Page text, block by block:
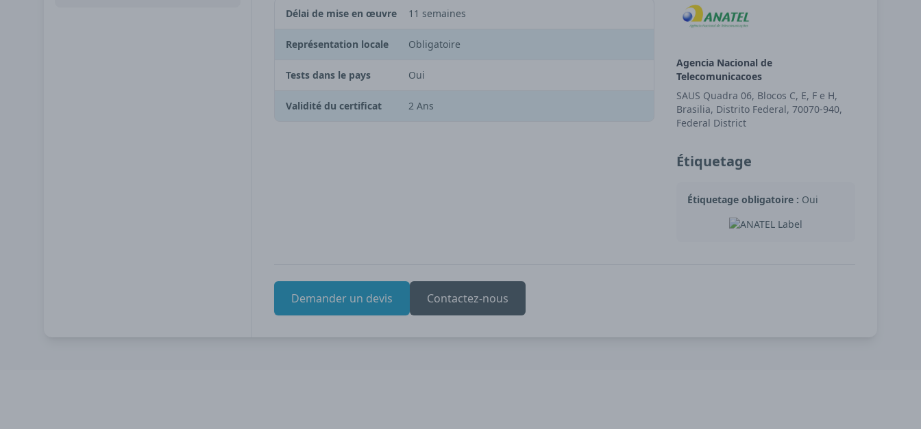
Délai de mise en œuvre 11 semaines
Représentation locale Obligatoire
Tests dans le pays Oui
Validité du certificat 2 Ans
Agencia Nacional de
Telecomunicacoes
SAUS Quadra 06, Blocos C, E, F e H,
Brasilia, Distrito Federal, 70070-940,
Federal District
Étiquetage
Étiquetage obligatoire : Oui
Demander un devis Contactez-nous